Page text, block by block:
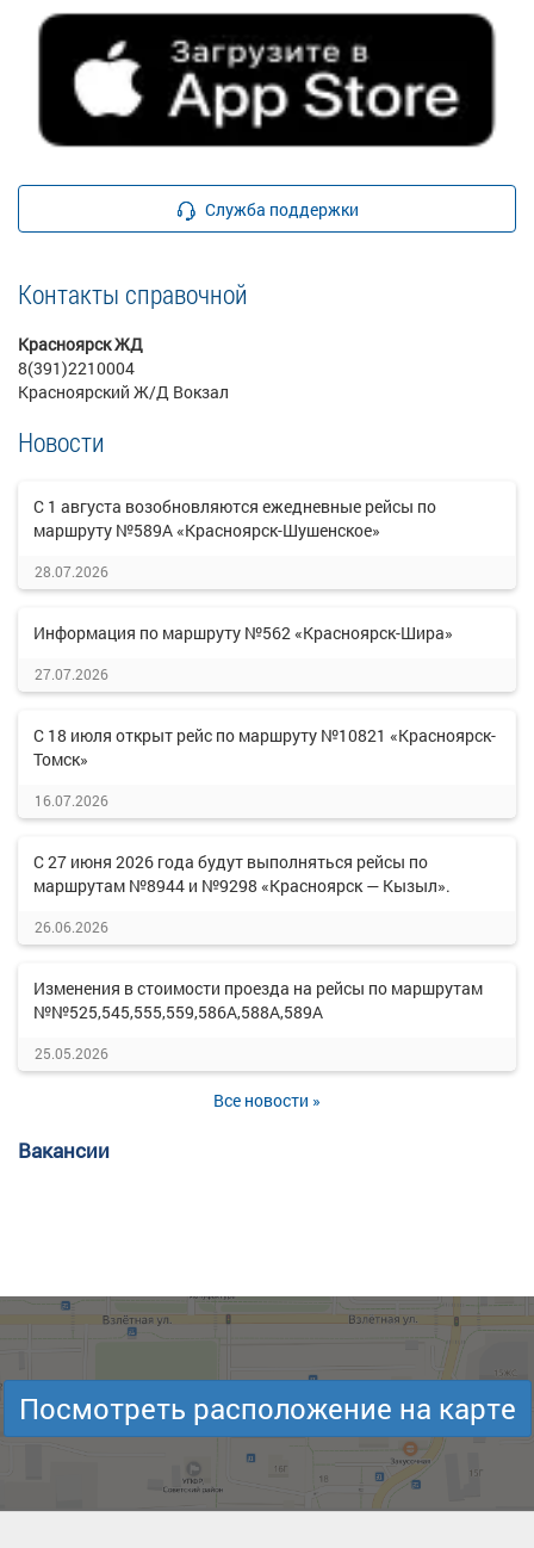
Служба поддержки
Контакты справочной
Красноярск ЖД
8(391)2210004
Красноярский Ж/Д Вокзал
Новости
С 1 августа возобновляются ежедневные рейсы по
маршруту №589А «Красноярск-Шушенское»
28.07.2026
Информация по маршруту №562 «Красноярск-Шира»
27.07.2026
С 18 июля открыт рейс по маршруту №10821 «Красноярск-
Томск»
16.07.2026
С 27 июня 2026 года будут выполняться рейсы по
маршрутам №8944 и №9298 «Красноярск — Кызыл».
26.06.2026
Изменения в стоимости проезда на рейсы по маршрутам
№№525,545,555,559,586А,588А,589А
25.05.2026
Все новости »
Вакансии
Посмотреть расположение на карте